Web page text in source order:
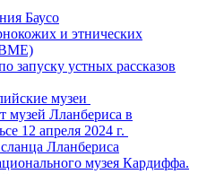
Баусо
и этнических
запуску устных рассказов
музеи
музей Лланбериса в
12 апреля 2024 г.
Лланбериса
музея Кардиффа.